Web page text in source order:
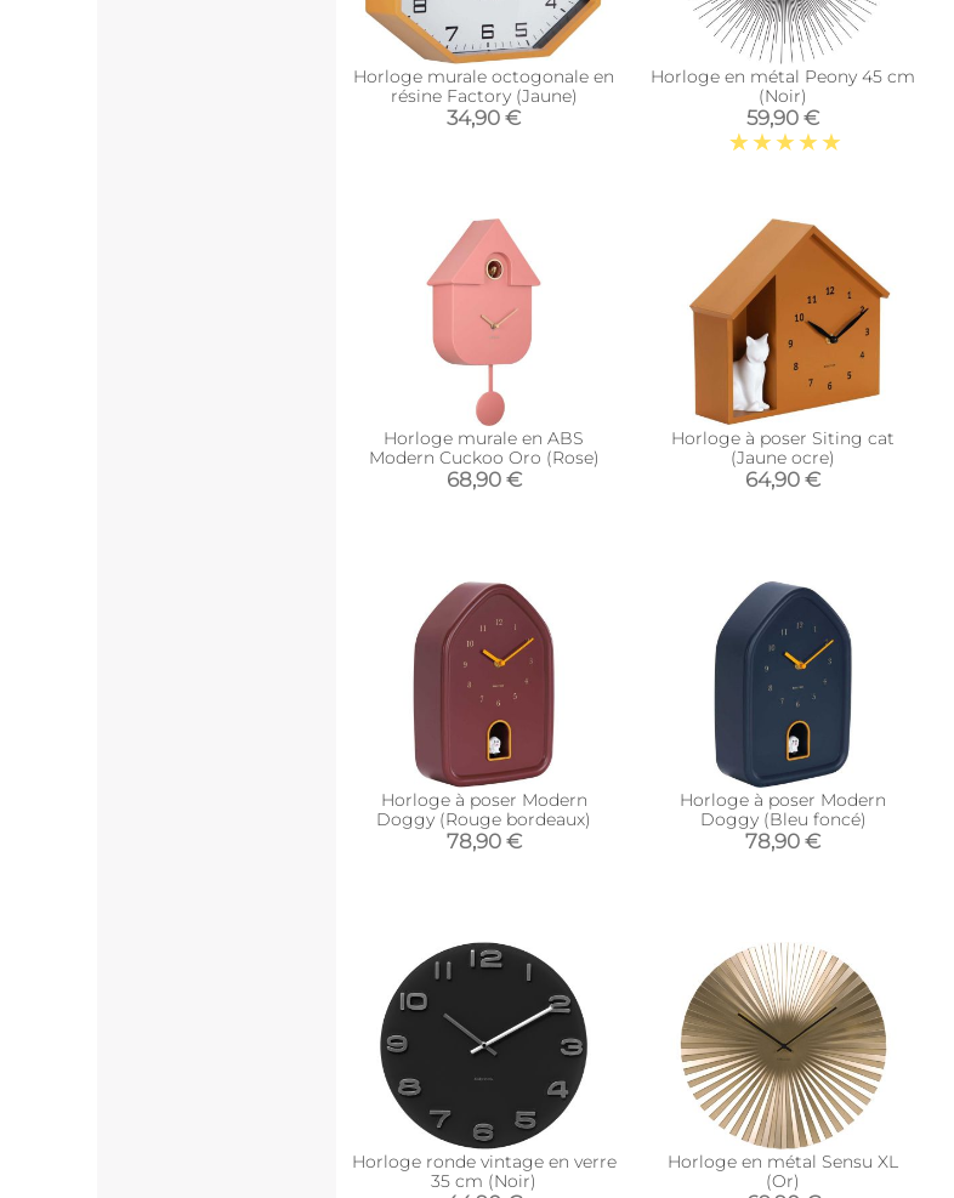
Horloge murale octogonale en
résine Factory (Jaune)
34,90 €
Horloge en métal Peony 45 cm
(Noir)
59,90 €
Horloge murale en ABS
Modern Cuckoo Oro (Rose)
68,90 €
Horloge à poser Siting cat
(Jaune ocre)
64,90 €
Horloge à poser Modern
Doggy (Rouge bordeaux)
78,90 €
Horloge à poser Modern
Doggy (Bleu foncé)
78,90 €
Horloge ronde vintage en verre
35 cm (Noir)
Horloge en métal Sensu XL
(Or)